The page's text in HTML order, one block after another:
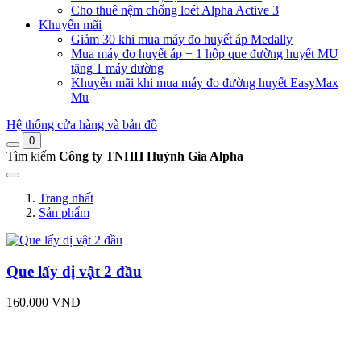
Cho thuê nệm chống loét Alpha Active 3
Khuyến mãi
Giảm 30 khi mua máy đo huyết áp Medally
Mua máy đo huyết áp + 1 hộp que đường huyết MU
tặng 1 máy đường
Khuyến mãi khi mua máy đo đường huyết EasyMax
Mu
Hệ thống cửa hàng và bản đồ
0
Tìm kiếm Công ty TNHH Huỳnh Gia Alpha
Trang nhất
Sản phẩm
Que lấy dị vật 2 đầu
160.000 VNĐ